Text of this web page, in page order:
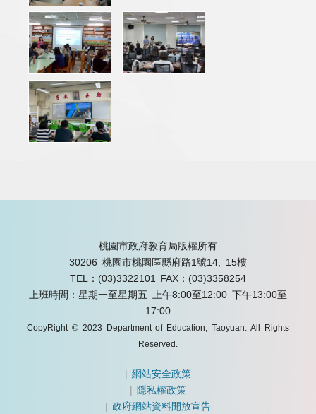
桃園市政府教育局版權所有
30206 桃園市桃園區縣府路1號14, 15樓
TEL：(03)3322101
FAX：(03)3358254
上班時間：星期一至星期五 上午8:00至12:00 下午13:00至
17:00
CopyRight © 2023 Department of Education, Taoyuan. All Rights
Reserved.
|網站安全政策
| 隱私權政策
|政府網站資料開放宣告